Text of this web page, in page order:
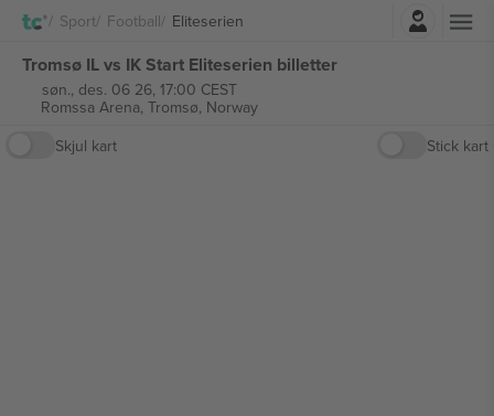
Sport Football Eliteserien
Tromsø IL vs IK Start Eliteserien billetter
søn., des. 06 26, 17:00 CEST
Romssa Arena, Tromsø, Norway
Skjul kart
Stick kart